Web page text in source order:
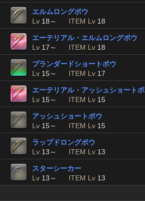
エルムロングボウ
Lv 18～ ITEM Lv 18
エーテリアル・エルムロングボウ
Lv 17～ ITEM Lv 18
プランダードショートボウ
Lv 15～ ITEM Lv 17
エーテリアル・アッシュショート
Lv 15～ ITEM Lv 15
アッシュショートボウ
Lv 15～ ITEM Lv 15
ラップドロングボウ
Lv 13～ ITEM Lv 13
スターシーカー
Lv 13～ ITEM Lv 13